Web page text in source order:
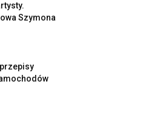
Szymona